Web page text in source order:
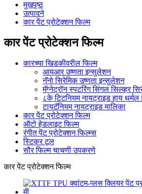
मुखपृष्ठ
उत्पादने
कार पेंट प्रोटेक्शन फिल्म
कार पेंट प्रोटेक्शन फिल्म
कारच्या खिडकीवरील फिल्म
आयआर उष्णता इन्सुलेशन
नॅनो सिरेमिक उष्णता इन्सुलेशन
मॅग्नेट्रॉन स्पटरिंग सिंगल सिल्व्हर
८के टिटनियम नायट्राइड हाय
टायटॅनियम नायट्राइड मालिका
कार पेंट प्रोटेक्शन फिल्म
ऑटो हेडलाइट फिल्म
रंगीत पेंट प्रोटेक्शन फिल्म्स
स्टिकर टूल
सौर फिल्म चाचणी उपकरणे
कार पेंट प्रोटेक्शन फिल्म